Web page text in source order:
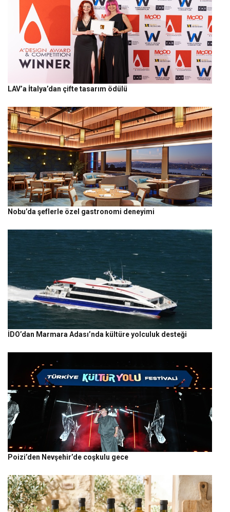
LAV’a İtalya’dan çifte tasarım ödülü
Nobu’da şeflerle özel gastronomi deneyimi
İDO’dan Marmara Adası’nda kültüre yolculuk desteği
Poizi’den Nevşehir’de coşkulu gece